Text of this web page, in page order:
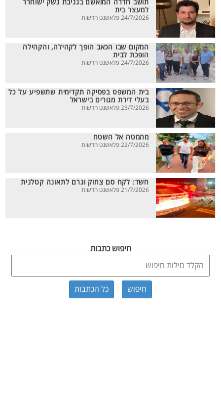
תושב חדרה המואשם בגניבת נשק ישוחרר
למעצר בית
24/7/2026 פלאשנט חדשות
המקום שבו הכאב הופך לקהילה, והקהילה
הופכת לבית
24/7/2026 פלאשנט חדשות
בית המשפט בפסיקה תקדימית שתשפיע על כל
בעלי דירת מגורים בישראל
23/7/2026 פלאשנט חדשות
מהמטה אל השטח
22/7/2026 פלאשנט חדשות
חשד: לקח סם צחוק וגרם לתאונה קטלנית
21/7/2026 פלאשנט חדשות
חיפוש כתבות
כל הכתבות